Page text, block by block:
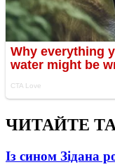
ЧИТАЙТЕ
Із сином Зідана